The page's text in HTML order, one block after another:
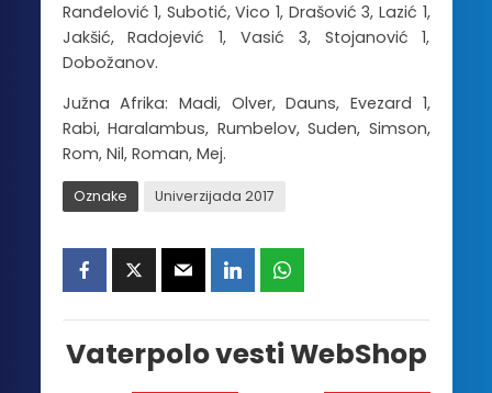
Ranđelović 1, Subotić, Vico 1, Drašović 3, Lazić 1,
Jakšić, Radojević 1, Vasić 3, Stojanović 1,
Dobožanov.
Južna Afrika: Madi, Olver, Dauns, Evezard 1,
Rabi, Haralambus, Rumbelov, Suden, Simson,
Rom, Nil, Roman, Mej.
Oznake Univerzijada 2017
Vaterpolo vesti WebShop